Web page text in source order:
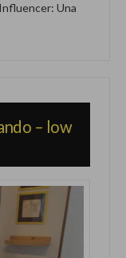
Una
– low